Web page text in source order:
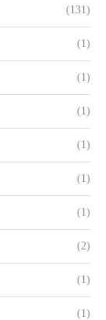
(131)
(1)
(1)
(1)
(1)
(1)
(1)
(2)
(1)
(1)